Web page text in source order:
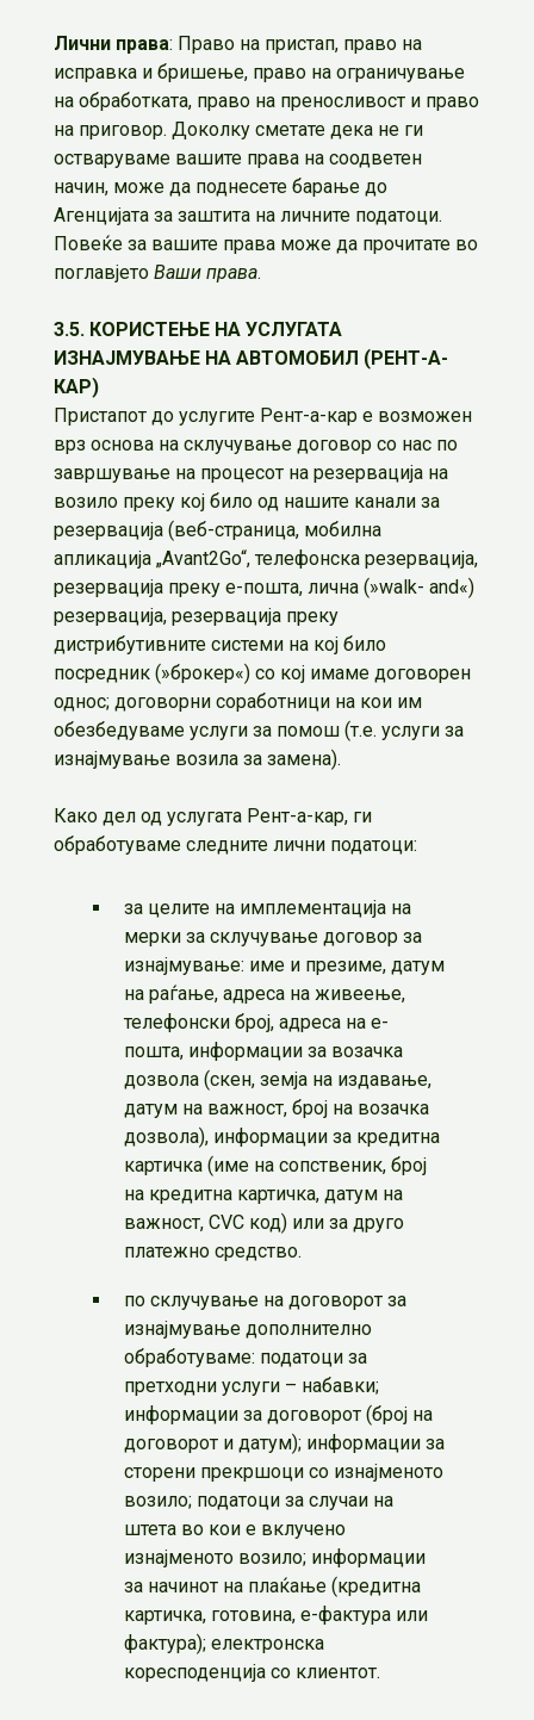
Лични права: Право на пристап, право на
исправка и бришење, право на ограничување
на обработката, право на преносливост и право
на приговор. Доколку сметате дека не ги
остваруваме вашите права на соодветен
начин, може да поднесете барање до
Агенцијата за заштита на личните податоци.
Повеќе за вашите права може да прочитате во
поглавјето Ваши права.
3.5. КОРИСТЕЊЕ НА УСЛУГАТА
ИЗНАЈМУВАЊЕ НА АВТОМОБИЛ (РЕНТ-А-
КАР)
Пристапот до услугите Рент-а-кар е возможен
врз основа на склучување договор со нас по
завршување на процесот на резервација на
возило преку кој било од нашите канали за
резервација (веб-страница, мобилна
апликација „Avant2Go“, телефонска резервација,
резервација преку е-пошта, лична (»walk- and«)
резервација, резервација преку
дистрибутивните системи на кој било
посредник (»брокер«) со кој имаме договорен
однос; договорни соработници на кои им
обезбедуваме услуги за помош (т.е. услуги за
изнајмување возила за замена).
Како дел од услугата Рент-а-кар, ги
обработуваме следните лични податоци:
за целите на имплементација на
мерки за склучување договор за
изнајмување: име и презиме, датум
на раѓање, адреса на живеење,
телефонски број, адреса на е-
пошта, информации за возачка
дозвола (скен, земја на издавање,
датум на важност, број на возачка
дозвола), информации за кредитна
картичка (име на сопственик, број
на кредитна картичка, датум на
важност, CVC код) или за друго
платежно средство.
по склучување на договорот за
изнајмување дополнително
обработуваме: податоци за
претходни услуги – набавки;
информации за договорот (број на
договорот и датум); информации за
сторени прекршоци со изнајменото
возило; податоци за случаи на
штета во кои е вклучено
изнајменото возило; информации
за начинот на плаќање (кредитна
картичка, готовина, е-фактура или
фактура); електронска
коресподенција со клиентот.